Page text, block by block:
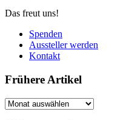
Das freut uns!
Spenden
Aussteller werden
Kontakt
Frühere Artikel
Frühere